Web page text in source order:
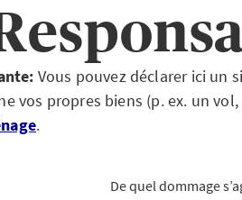
Vous pouvez déclarer ici un
vos propres biens (p. ex. un
.
De quel dommage